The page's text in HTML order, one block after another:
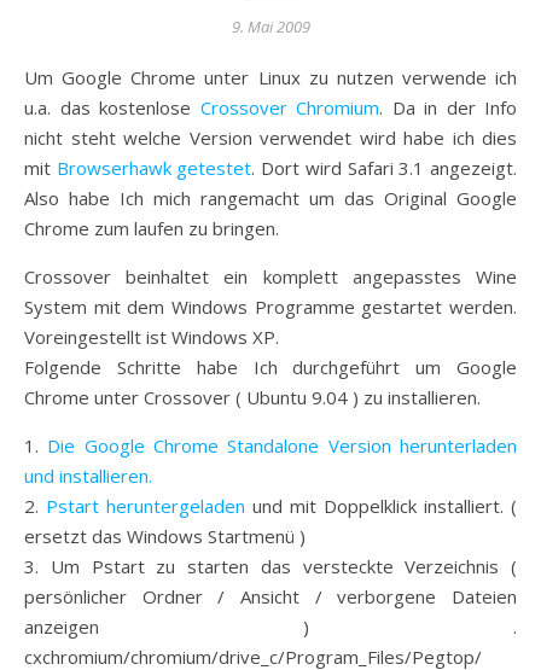
9. Mai 2009
Um Google Chrome unter Linux zu nutzen verwende ich
u.a. das kostenlose Crossover Chromium. Da in der Info
nicht steht welche Version verwendet wird habe ich dies
mit Browserhawk getestet. Dort wird Safari 3.1 angezeigt.
Also habe Ich mich rangemacht um das Original Google
Chrome zum laufen zu bringen.
Crossover beinhaltet ein komplett angepasstes Wine
System mit dem Windows Programme gestartet werden.
Voreingestellt ist Windows XP.
Folgende Schritte habe Ich durchgeführt um Google
Chrome unter Crossover ( Ubuntu 9.04 ) zu installieren.
1. Die Google Chrome Standalone Version herunterladen
und installieren.
2. Pstart heruntergeladen und mit Doppelklick installiert. (
ersetzt das Windows Startmenü )
3. Um Pstart zu starten das versteckte Verzeichnis (
persönlicher Ordner / Ansicht / verborgene Dateien
anzeigen ) .
cxchromium/chromium/drive_c/Program_Files/Pegtop/